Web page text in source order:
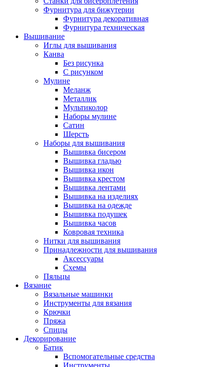
Фурнитура для бижутерии
Фурнитура декоративная
Фурнитура техническая
Вышивание
Иглы для вышивания
Канва
Без рисунка
С рисунком
Мулине
Меланж
Металлик
Мультиколор
Наборы мулине
Сатин
Шерсть
Наборы для вышивания
Вышивка бисером
Вышивка гладью
Вышивка икон
Вышивка крестом
Вышивка лентами
Вышивка на изделиях
Вышивка на одежде
Вышивка подушек
Вышивка часов
Ковровая техника
Нитки для вышивания
Принадлежности для вышивания
Аксессуары
Схемы
Пяльцы
Вязание
Вязальные машинки
Инструменты для вязания
Крючки
Пряжа
Спицы
Декорирование
Батик
Вспомогательные средства
Инструменты